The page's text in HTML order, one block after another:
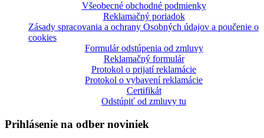
Všeobecné obchodné podmienky
Reklamačný poriadok
Zásady spracovania a ochrany Osobných údajov a poučenie o
cookies
Formulár odstúpenia od zmluvy
Reklamačný formulár
Protokol o prijatí reklamácie
Protokol o vybavení reklamácie
Certifikát
Odstúpiť od zmluvy tu
Prihlásenie na odber noviniek